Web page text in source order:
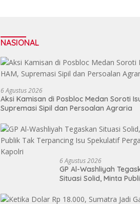
NASIONAL
6 Agustus 2026
Aksi Kamisan di Posbloc Medan Soroti
Supremasi Sipil dan Persoalan Agraria
6 Agustus 2026
GP Al-Washliyah
Situasi Solid, Minta
Pergantian Kapolri